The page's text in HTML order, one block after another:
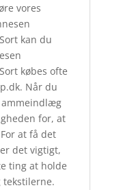
vores
kan du
købes ofte
Når du
ammeindlæg
for, at
at få det
det vigtigt,
ting at holde
tekstilerne.